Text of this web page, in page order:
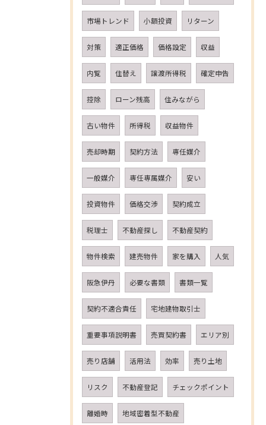
市場トレンド 小額投資 リターン
対策 適正価格 価格設定 収益
内覧 住替え 譲渡所得税 確定申告
控除 ローン残高 住みながら
古い物件 所得税 収益物件
売却時期 契約方法 専任媒介
一般媒介 専任専属媒介 安い
投資物件 価格交渉 契約成立
税理士 不動産探し 不動産契約
物件検索 建売物件 家を購入 人気
阪急伊丹 必要な書類 書類一覧
契約不適合責任 宅地建物取引士
重要事項説明書 売買契約書 エリア別
売り店舗 活用法 効率 売り土地
リスク 不動産登記 チェックポイント
離婚時 地域密着型不動産